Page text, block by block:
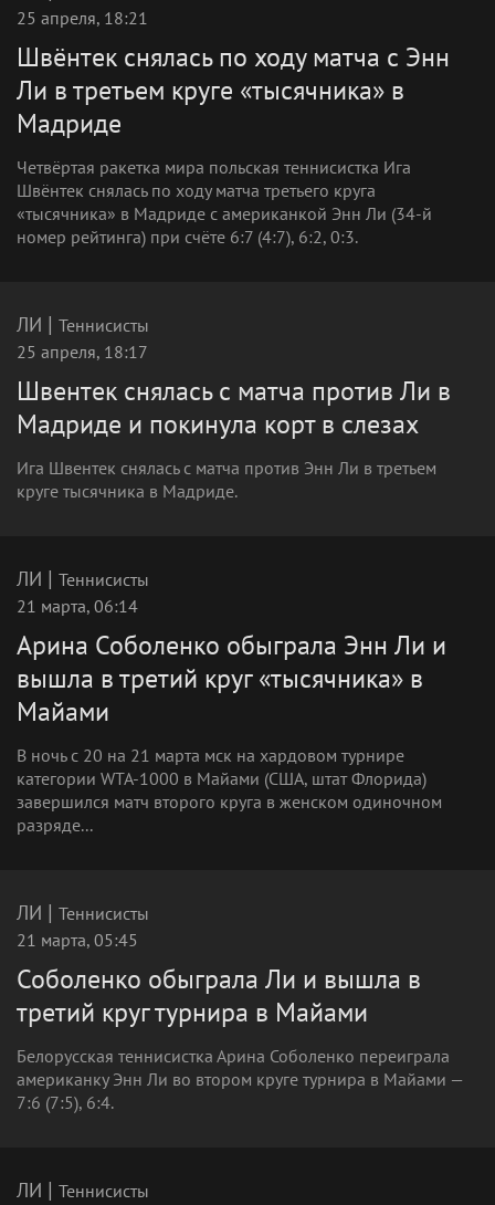
25 апреля, 18:21
Швёнтек снялась по ходу матча с Энн
Ли в третьем круге «тысячника» в
Мадриде
Четвёртая ракетка мира польская теннисистка Ига
Швёнтек снялась по ходу матча третьего круга
«тысячника» в Мадриде с американкой Энн Ли (34-й
номер рейтинга) при счёте 6:7 (4:7), 6:2, 0:3.
ЛИ | Теннисисты
25 апреля, 18:17
Швентек снялась с матча против Ли в
Мадриде и покинула корт в слезах
Ига Швентек снялась с матча против Энн Ли в третьем
круге тысячника в Мадриде.
ЛИ | Теннисисты
21 марта, 06:14
Арина Соболенко обыграла Энн Ли и
вышла в третий круг «тысячника» в
Майами
В ночь с 20 на 21 марта мск на хардовом турнире
категории WTA-1000 в Майами (США, штат Флорида)
завершился матч второго круга в женском одиночном
разряде...
ЛИ | Теннисисты
21 марта, 05:45
Соболенко обыграла Ли и вышла в
третий круг турнира в Майами
Белорусская теннисистка Арина Соболенко переиграла
американку Энн Ли во втором круге турнира в Майами —
7:6 (7:5), 6:4.
ЛИ | Теннисисты